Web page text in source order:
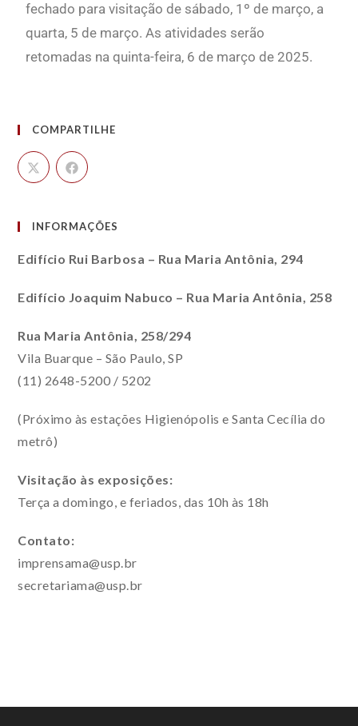
fechado para visitação de sábado, 1º de março, a
quarta, 5 de março. As atividades serão
retomadas na quinta-feira, 6 de março de 2025.
COMPARTILHE
INFORMAÇÕES
Edifício Rui Barbosa – Rua Maria Antônia, 294
Edifício Joaquim Nabuco – Rua Maria Antônia, 258
Rua Maria Antônia, 258/294
Vila Buarque – São Paulo, SP
(11) 2648-5200 / 5202
(Próximo às estações Higienópolis e Santa Cecília do
metrô)
Visitação às exposições:
Terça a domingo, e feriados, das 10h às 18h
Contato:
imprensama@usp.br
secretariama@usp.br